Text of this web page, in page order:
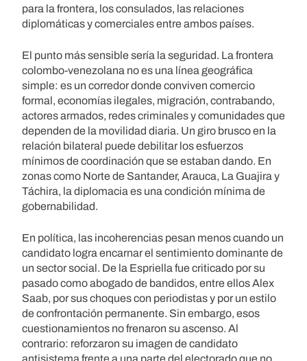
para la frontera, los consulados, las relaciones
diplomáticas y comerciales entre ambos países.
El punto más sensible sería la seguridad. La frontera
colombo-venezolana no es una línea geográfica
simple: es un corredor donde conviven comercio
formal, economías ilegales, migración, contrabando,
actores armados, redes criminales y comunidades que
dependen de la movilidad diaria. Un giro brusco en la
relación bilateral puede debilitar los esfuerzos
mínimos de coordinación que se estaban dando. En
zonas como Norte de Santander, Arauca, La Guajira y
Táchira, la diplomacia es una condición mínima de
gobernabilidad.
En política, las incoherencias pesan menos cuando un
candidato logra encarnar el sentimiento dominante de
un sector social. De la Espriella fue criticado por su
pasado como abogado de bandidos, entre ellos Alex
Saab, por sus choques con periodistas y por un estilo
de confrontación permanente. Sin embargo, esos
cuestionamientos no frenaron su ascenso. Al
contrario: reforzaron su imagen de candidato
antisistema frente a una parte del electorado que no